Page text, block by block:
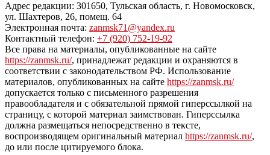
Адрес редакции: 301650, Тульская область, г. Новомосковск,
ул. Шахтеров, 26, помещ. 64
Электронная почта: zanmsk71@yandex.ru
Контактный телефон: +7 (920) 752-19-92
Все права на материалы, опубликованные на сайте
https://zanmsk.ru/, принадлежат редакции и охраняются в
соответствии с законодательством РФ. Использование
материалов, опубликованных на сайте https://zanmsk.ru/
допускается только с письменного разрешения
правообладателя и с обязательной прямой гиперссылкой на
страницу, с которой материал заимствован. Гиперссылка
должна размещаться непосредственно в тексте,
воспроизводящем оригинальный материал https://zanmsk.ru/,
до или после цитируемого блока.